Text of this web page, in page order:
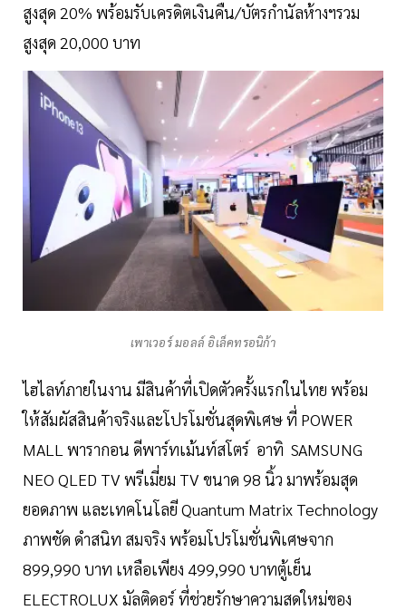
สูงสุด 20% พร้อมรับเครดิตเงินคืน/บัตรกำนัลห้างฯรวม
สูงสุด 20,000 บาท
เพาเวอร์ มอลล์ อิเล็คทรอนิก้า
ไฮไลท์ภายในงาน มีสินค้าที่เปิดตัวครั้งแรกในไทย พร้อม
ให้สัมผัสสินค้าจริงและโปรโมชั่นสุดพิเศษ ที่ POWER
MALL พารากอน ดีพาร์ทเม้นท์สโตร์ อาทิ SAMSUNG
NEO QLED TV พรีเมี่ยม TV ขนาด 98 นิ้ว มาพร้อมสุด
ยอดภาพ และเทคโนโลยี Quantum Matrix Technology
ภาพชัด ดำสนิท สมจริง พร้อมโปรโมชั่นพิเศษจาก
899,990 บาท เหลือเพียง 499,990 บาทตู้เย็น
ELECTROLUX มัลติดอร์ ที่ช่วยรักษาความสดใหม่ของ